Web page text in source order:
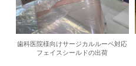
歯科医院様向けサージカルルーペ対応
フェイスシールドの出荷